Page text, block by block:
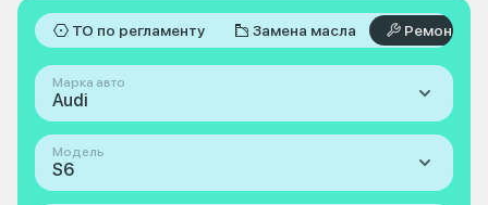
ТО по регламенту Замена масла Ремонт
Марка авто
Audi
Модель
S6